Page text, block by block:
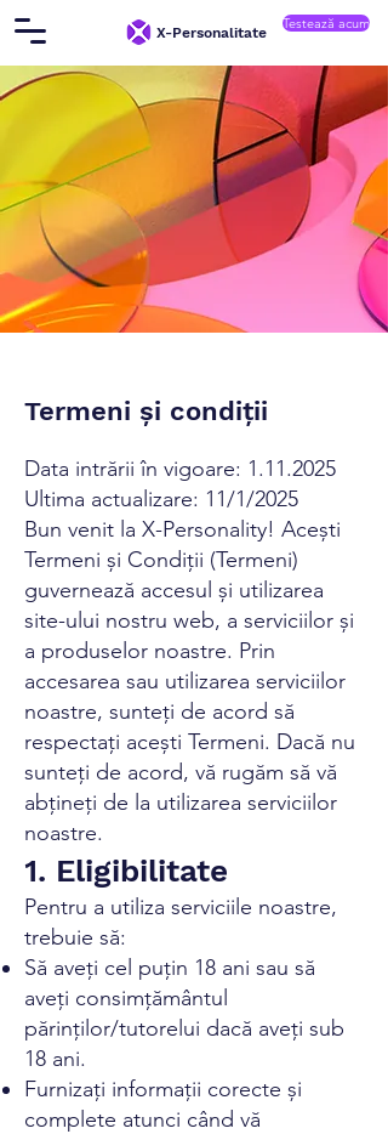
X-Personalitate
Testează acum
Termeni și condiții
Data intrării în vigoare: 1.11.2025
Ultima actualizare: 11/1/2025
Bun venit la X-Personality! Acești
Termeni și Condiții (Termeni)
guvernează accesul și utilizarea
site-ului nostru web, a serviciilor și
a produselor noastre. Prin
accesarea sau utilizarea serviciilor
noastre, sunteți de acord să
respectați acești Termeni. Dacă nu
sunteți de acord, vă rugăm să vă
abțineți de la utilizarea serviciilor
noastre.
1. Eligibilitate
Pentru a utiliza serviciile noastre,
trebuie să:
Să aveți cel puțin 18 ani sau să
aveți consimțământul
părinților/tutorelui dacă aveți sub
18 ani.
Furnizați informații corecte și
complete atunci când vă